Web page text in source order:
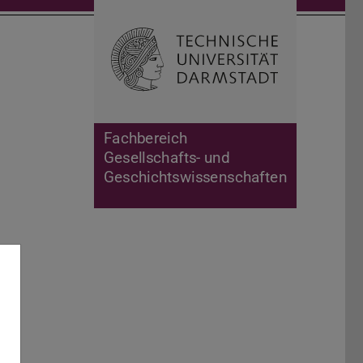
Fachbereich
Gesellschafts- und
Geschichtswissenschaften
Suche öffnen